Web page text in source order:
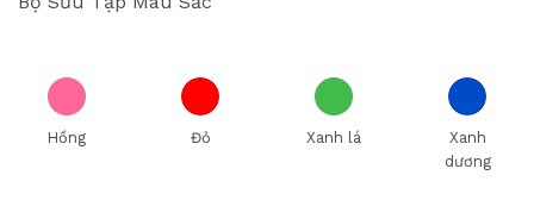
Hồng Đỏ Xanh lá
Xanh
dương